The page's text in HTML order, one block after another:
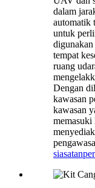
dalam
automatik
untuk
digunakan
tempat
ruang
Dengan
kawasan
kawasan
memasuki
siasatan